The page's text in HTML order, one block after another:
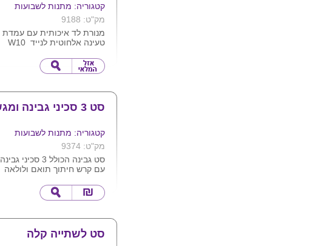
קטגוריה: מתנות לשבועות
מק"ט: 9188
מנורת לד איכותית עם עמדת
טעינה אלחוטית לנייד W10
סט 3 סכיני גבינה ומגש
קטגוריה: מתנות לשבועות
מק"ט: 9374
סט גבינה הכולל 3 סכיני גבינה
עם קרש חיתוך תואם ולולאה
ניתן לחרוט או להדפיס ע"ג
המוצר
סט לשתייה קלה